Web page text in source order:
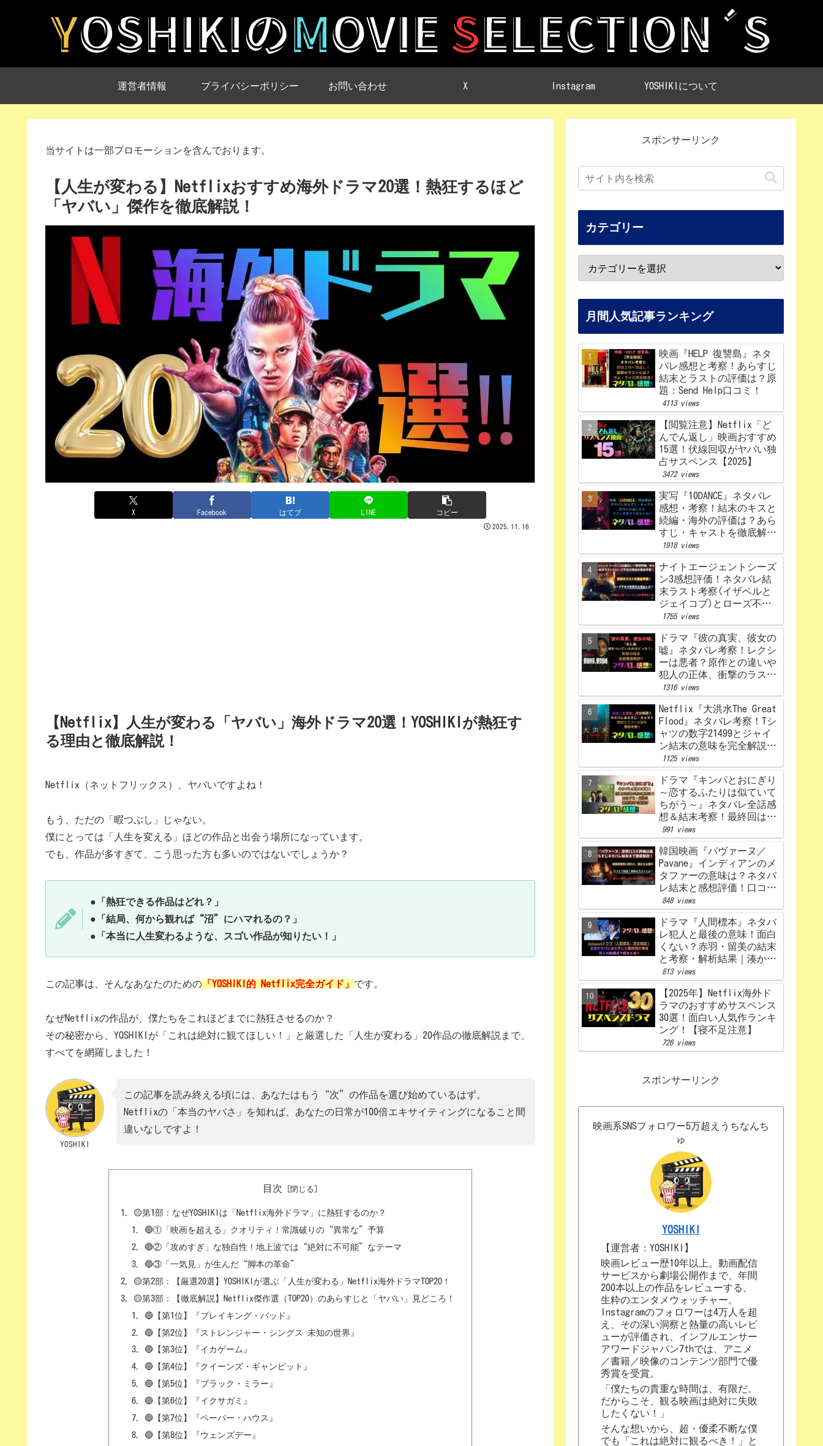
運営者情報 プライバシーポリシー お問い合わせ X Instagram YOSHIKIについて
当サイトは一部プロモーションを含んでおります。
【人生が変わる】Netflixおすすめ海外ドラマ20選！熱狂するほど
「ヤバい」傑作を徹底解説！
X Facebook はてブ LINE コピー
2025.11.16
【Netflix】人生が変わる「ヤバい」海外ドラマ20選！YOSHIKIが熱狂す
る理由と徹底解説！
Netflix（ネットフリックス）、ヤバいですよね！
もう、ただの「暇つぶし」じゃない。
僕にとっては「人生を変える」ほどの作品と出会う場所になっています。
でも、作品が多すぎて、こう思った方も多いのではないでしょうか？
●「熱狂できる作品はどれ？」
●「結局、何から観れば“沼”にハマれるの？」
●「本当に人生変わるような、スゴい作品が知りたい！」
この記事は、そんなあなたのための 「YOSHIKI的 Netflix完全ガイド」 です。
なぜNetflixの作品が、僕たちをこれほどまでに熱狂させるのか？
その秘密から、YOSHIKIが「これは絶対に観てほしい！」と厳選した「人生が変わる」20作品の徹底解説まで、
すべてを網羅しました！
YOSHIKI
この記事を読み終える頃には、あなたはもう“次”の作品を選び始めているはず。
Netflixの「本当のヤバさ」を知れば、あなたの日常が100倍エキサイティングになること間
違いなしですよ！
目次
🟡第1部：なぜYOSHIKIは「Netflix海外ドラマ」に熱狂するのか？
🔵①「映画を超える」クオリティ！常識破りの“異常な”予算
🔵②「攻めすぎ」な独自性！地上波では“絶対に不可能”なテーマ
🔵③「一気見」が生んだ“脚本の革命”
🟡第2部：【厳選20選】YOSHIKIが選ぶ「人生が変わる」Netflix海外ドラマTOP20！
🟡第3部：【徹底解説】Netflix傑作選（TOP20）のあらすじと「ヤバい」見どころ！
🔵【第1位】『ブレイキング・バッド』
🔵【第2位】『ストレンジャー・シングス 未知の世界』
🔵【第3位】『イカゲーム』
🔵【第4位】『クイーンズ・ギャンビット』
🔵【第5位】『ブラック・ミラー』
🔵【第6位】『イクサガミ』
🔵【第7位】『ペーパー・ハウス』
🔵【第8位】『ウェンズデー』
スポンサーリンク
カテゴリー
月間人気記事ランキング
映画『HELP 復讐島』ネタ
バレ感想と考察！あらすじ
結末とラストの評価は？原
題：Send Help口コミ！
4113 views
【閲覧注意】Netflix「ど
んでん返し」映画おすすめ
15選！伏線回収がヤバい独
占サスペンス【2025】
3472 views
実写『10DANCE』ネタバレ
感想・考察！結末のキスと
続編・海外の評価は？あら
すじ・キャストを徹底解
説！【Netflix】
1918 views
ナイトエージェントシーズ
ン3感想評価！ネタバレ結
末ラスト考察(イザベルと
ジェイコブ)とローズ不在
の理由を解説‼
1755 views
ドラマ『彼の真実、彼女の
嘘』ネタバレ考察！レクシ
ーは悪者？原作との違いや
犯人の正体、衝撃のラスト
まで完全解説
1316 views
Netflix『大洪水The Great
Flood』ネタバレ考察！Tシ
ャツの数字21499とジャイ
ン結末の意味を完全解説！
感想、評価！
1125 views
ドラマ『キンパとおにぎり
～恋するふたりは似ていて
ちがう～』ネタバレ全話感
想＆結末考察！最終回はど
うなる？あらすじから原
作、キャスト相関図まで徹
底解説【赤楚衛二×カン・
ヘウォン】
991 views
韓国映画『パヴァーヌ／
Pavane』インディアンのメ
タファーの意味は？ネタバ
レ結末と感想評価！口コミ
あらすじ徹底考察
【Netflix】
848 views
ドラマ『人間標本』ネタバ
レ犯人と最後の意味！面白
くない？赤羽・留美の結末
と考察・解析結果｜湊かな
えあらすじ
813 views
【2025年】Netflix海外ド
ラマのおすすめサスペンス
30選！面白い人気作ランキ
ング！【寝不足注意】
726 views
スポンサーリンク
映画系SNSフォロワー5万超えうちなんち
ゅ
YOSHIKI
【運営者：YOSHIKI】
映画レビュー歴10年以上。動画配信
サービスから劇場公開作まで、年間
200本以上の作品をレビューする、
生粋のエンタメウォッチャー。
Instagramのフォロワーは4万人を超
え、その深い洞察と熱量の高いレビ
ューが評価され、インフルエンサー
アワードジャパン7thでは、アニメ
／書籍／映像のコンテンツ部門で優
秀賞を受賞。
「僕たちの貴重な時間は、有限だ。
だからこそ、観る映画は絶対に失敗
したくない！」
そんな想いから、超・優柔不断な僕
でも「これは絶対に観るべき！」と